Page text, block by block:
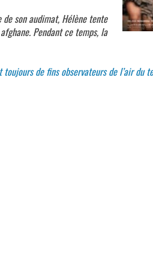
son audimat, Hélène tente
Pendant ce temps, la
de fins observateurs de l’air du